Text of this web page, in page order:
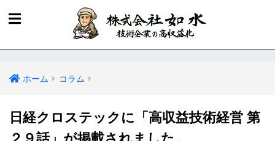
ホーム コラム
日経クロステックに「高収益技術経営 第